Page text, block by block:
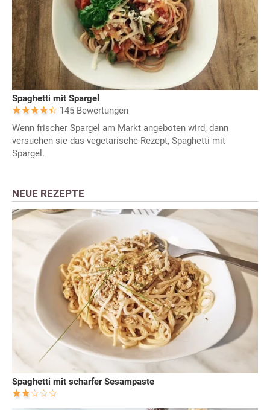
Spaghetti mit Spargel
145 Bewertungen
Wenn frischer Spargel am Markt angeboten wird, dann
versuchen sie das vegetarische Rezept, Spaghetti mit
Spargel.
NEUE REZEPTE
Spaghetti mit scharfer Sesampaste